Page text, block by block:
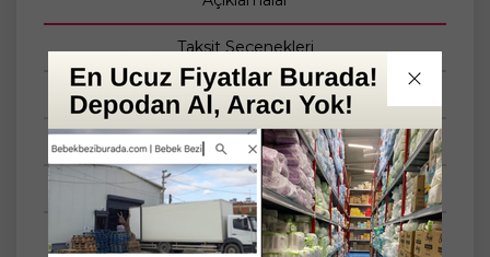
Taksit Seçenekleri
Tüm Yorumlar
Tüm Sorular
Anket